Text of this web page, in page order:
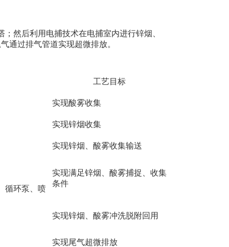
然后利用电捕技术在电捕室内进行锌烟、
通过排气管道实现超微排放。
工艺目标
实现酸雾收集
实现锌烟收集
实现锌烟、酸雾收集输送
循环泵、喷
实现满足锌烟、酸雾捕捉、收集
条件
实现锌烟、酸雾冲洗脱附回用
实现尾气超微排放